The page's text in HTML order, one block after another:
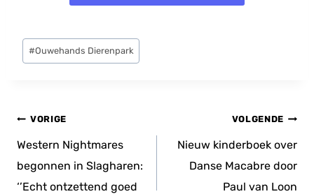
Bericht
tags:
#Ouwehands Dierenpark
Bericht
navigatie
VORIGE
Western Nightmares
begonnen in Slagharen:
‘’Echt ontzettend goed
VOLGENDE
Nieuw kinderboek over
Danse Macabre door
Paul van Loon